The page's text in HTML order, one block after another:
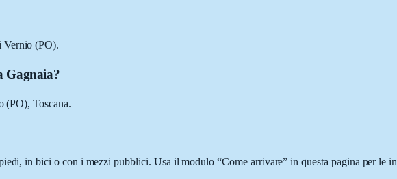
Vernio (PO).
Gagnaia?
(PO), Toscana.
in bici o con i mezzi pubblici. Usa il modulo “Come arrivare” in questa pagina per le